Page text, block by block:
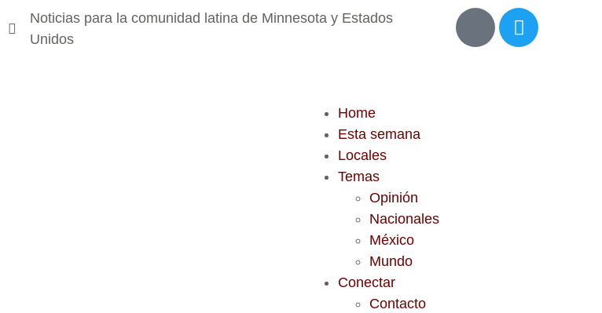
Noticias para la comunidad latina de Minnesota y Estados
Unidos
Home
Esta semana
Locales
Temas
Opinión
Nacionales
México
Mundo
Conectar
Contacto